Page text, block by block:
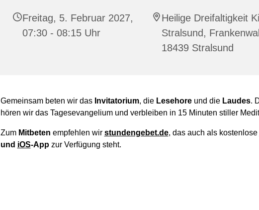
Freitag, 5. Februar 2027,
07:30 - 08:15 Uhr
Heilige Dreifaltigkeit
Stralsund,
18439 Stralsund
Gemeinsam beten wir das Invitatorium, die Lesehoreund die Laudes.
hören wir das Tagesevangelium und verbleiben in 15 Minuten stiller
Zum Mitbeten empfehlen wir stundengebet.de, das auch als kostenlose
und iOS-Appzur Verfügung steht.